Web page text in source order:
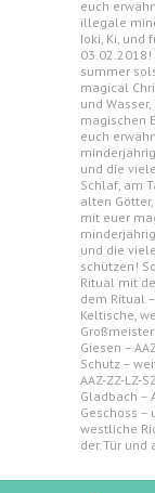
euch
illegale
Ioki, Ki, und
summer
magical
und
magischen
euch
und die
Schlaf, am
alten
mit euer
und die
schützen!
Ritual mit
dem Ritual
Keltische,
Giesen –
Schutz –
AAZ-ZZ-LZ-
Gladbach –
Geschoss –
westliche
der Tür und